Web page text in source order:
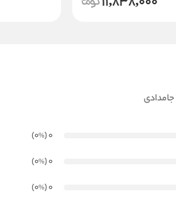
0
(0
%
)
0
(0
%
)
0
(0
%
)